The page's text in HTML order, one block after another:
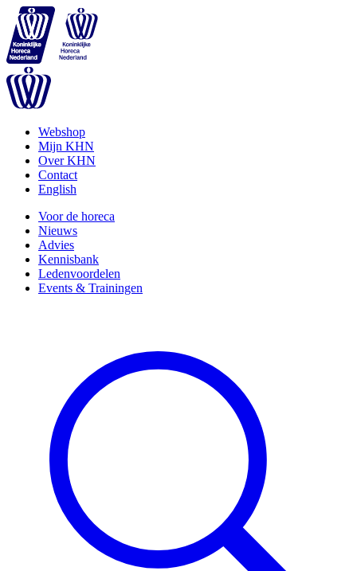
Webshop
Mijn KHN
Over KHN
Contact
English
Voor de horeca
Nieuws
Advies
Kennisbank
Ledenvoordelen
Events & Trainingen